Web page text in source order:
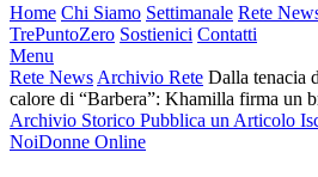
Home Chi Siamo Settimanale Rete
TrePuntoZero Sostienici Contatti
Menu
Rete News Archivio Rete Dalla tenacia
calore di “Barbera”: Khamilla firma un
Archivio Storico Pubblica un Articolo
NoiDonne Online